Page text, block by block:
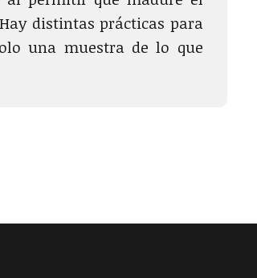
distintas prácticas para
una muestra de lo que